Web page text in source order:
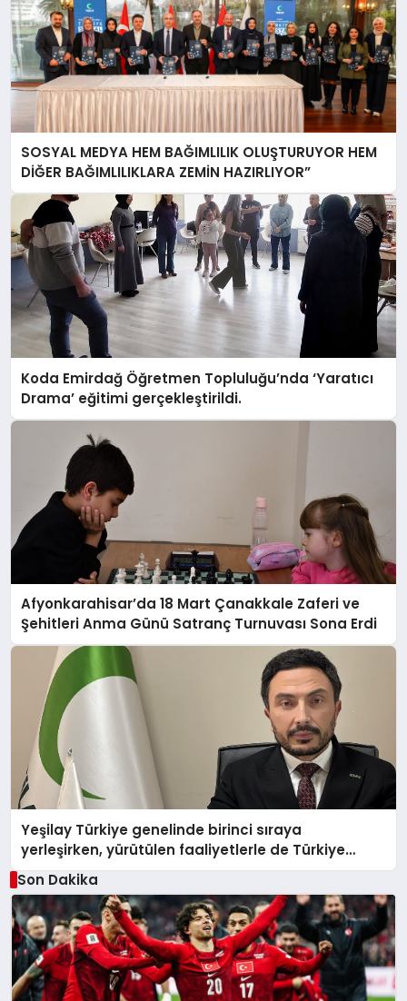
SOSYAL MEDYA HEM BAĞIMLILIK OLUŞTURUYOR HEM
DİĞER BAĞIMLILIKLARA ZEMİN HAZIRLIYOR”
Koda Emirdağ Öğretmen Topluluğu’nda ‘Yaratıcı
Drama’ eğitimi gerçekleştirildi.
Afyonkarahisar’da 18 Mart Çanakkale Zaferi ve
Şehitleri Anma Günü Satranç Turnuvası Sona Erdi
Yeşilay Türkiye genelinde birinci sıraya
yerleşirken, yürütülen faaliyetlerle de Türkiye
üçüncüsü oldu.
Son Dakika